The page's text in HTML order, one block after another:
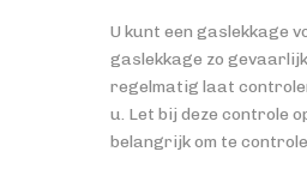
U kunt een gaslekkage
gaslekkage zo
regelmatig laat
u. Let bij deze controle
belangrijk om te